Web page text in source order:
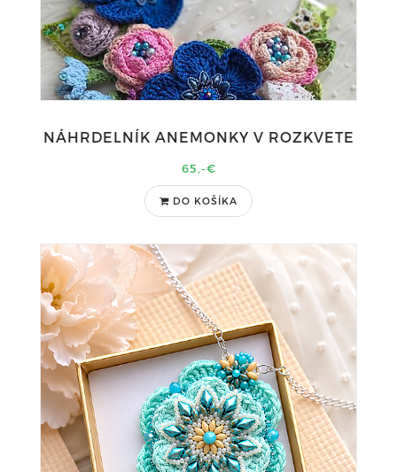
NÁHRDELNÍK ANEMONKY V ROZKVETE
65,-€
DO KOŠÍKA